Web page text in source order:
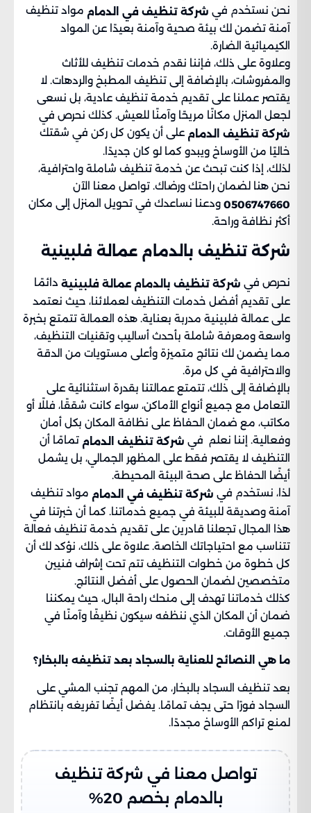
نحن نستخدم في شركة تنظيف في الدمام مواد تنظيف
آمنة تضمن لك بيئة صحية وآمنة بعيدًا عن المواد
الكيميائية الضارة.
وعلاوة على ذلك، فإننا نقدم خدمات تنظيف للأثاث
والمفروشات، بالإضافة إلى تنظيف المطبخ والردهات. لا
يقتصر عملنا على تقديم خدمة تنظيف عادية، بل نسعى
لجعل المنزل مكانًا مريحًا وآمنًا للعيش. كذلك نحرص في
شركة تنظيف الدمام على أن يكون كل ركن في شقتك
خاليًا من الأوساخ ويبدو كما لو كان جديدًا.
لذلك، إذا كنت تبحث عن خدمة تنظيف شاملة واحترافية،
نحن هنا لضمان راحتك ورضاك. تواصل معنا الآن
0506747660 ودعنا نساعدك في تحويل المنزل إلى مكان
أكثر نظافة وراحة.
شركة تنظيف بالدمام عمالة فلبينية​
نحرص في شركة تنظيف بالدمام عمالة فلبينية دائمًا
على تقديم أفضل خدمات التنظيف لعملائنا، حيث نعتمد
على عمالة فلبينية مدربة بعناية. هذه العمالة تتمتع بخبرة
واسعة ومعرفة شاملة بأحدث أساليب وتقنيات التنظيف،
مما يضمن لك نتائج متميزة وأعلى مستويات من الدقة
والاحترافية في كل مرة.
بالإضافة إلى ذلك، تتمتع عمالتنا بقدرة استثنائية على
التعامل مع جميع أنواع الأماكن، سواء كانت شققًا، فللًا أو
مكاتب، مع ضمان الحفاظ على نظافة المكان بكل أمان
وفعالية. إننا نعلم في شركة تنظيف الدمام تمامًا أن
التنظيف لا يقتصر فقط على المظهر الجمالي، بل يشمل
أيضًا الحفاظ على صحة البيئة المحيطة.
لذا، نستخدم في شركة تنظيف في الدمام مواد تنظيف
آمنة وصديقة للبيئة في جميع خدماتنا. كما أن خبرتنا في
هذا المجال تجعلنا قادرين على تقديم خدمة تنظيف فعالة
تتناسب مع احتياجاتك الخاصة. علاوة على ذلك، نؤكد لك أن
كل خطوة من خطوات التنظيف تتم تحت إشراف فنيين
متخصصين لضمان الحصول على أفضل النتائج.
كذلك خدماتنا تهدف إلى منحك راحة البال، حيث يمكننا
ضمان أن المكان الذي ننظفه سيكون نظيفًا وآمنًا في
جميع الأوقات.
ما هي النصائح للعناية بالسجاد بعد تنظيفه بالبخار؟
بعد تنظيف السجاد بالبخار، من المهم تجنب المشي على
السجاد فورًا حتى يجف تمامًا. يفضل أيضًا تفريغه بانتظام
لمنع تراكم الأوساخ مجددًا.
تواصل معنا في شركة تنظيف
بالدمام بخصم 20%